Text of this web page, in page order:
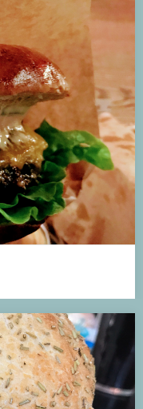
burger
Pakhus. Jeg har
hjemmelavet og
tæt på perfekt og er
cheese sauce
for…
Molotov serverer